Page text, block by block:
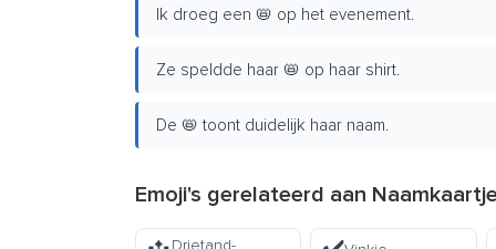
Ik droeg een 📛 op het evenement.
Ze speldde haar 📛 op haar shirt.
De 📛 toont duidelijk haar naam.
Emoji's gerelateerd aan
Drietand-